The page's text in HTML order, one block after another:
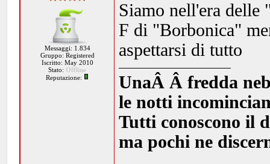
Messaggi: 1.834
Gruppo: Registered
Iscritto: May 2010
Stato: Offline
Reputazione:
Siamo nell'era delle
F di "Borbonica"
aspettarsi di tutto
UnaÂ Â fredda
le notti
Tutti conoscono il
ma pochi ne